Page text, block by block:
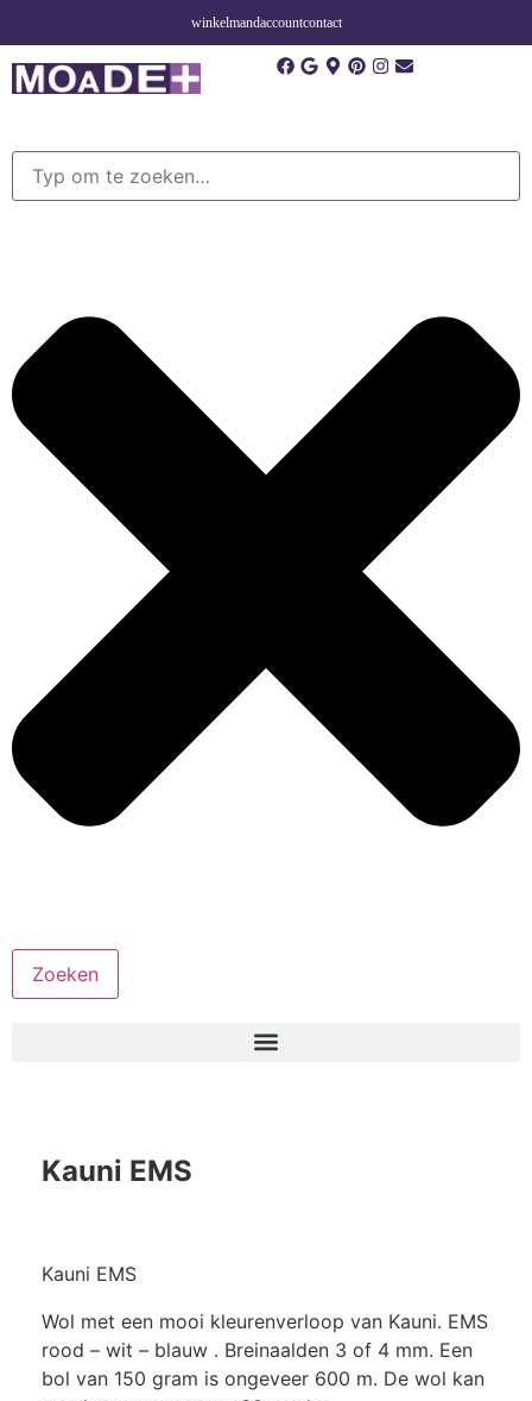
winkelmandaccountcontact
Zoeken
Kauni EMS
Kauni EMS
Wol met een mooi kleurenverloop van Kauni. EMS
rood – wit – blauw . Breinaalden 3 of 4 mm. Een
bol van 150 gram is ongeveer 600 m. De wol kan